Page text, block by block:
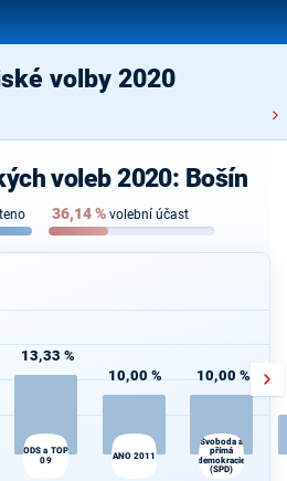
volby 2020
voleb 2020: Bošín
36,14% volební účast
13,33 %
ODS a TOP
09
10,00 %
ANO 2011
10,00 %
Svoboda a
přímá
demokracie
(SPD)